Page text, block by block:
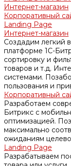
Интернет-магазин
Корпоративный
Landing Page
Интернет-магазин
Создадим легкий
платформе 1С-
сортировку и
товаров и т.д.
системами.
пользования и
Корпоративный
Разработаем
Битрикс с
оптимизацией.
максимально
ожиданиям
Landing Page
Разрабатываем